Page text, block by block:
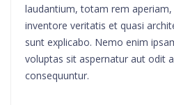
laudantium, totam rem aperiam,
inventore veritatis et quasi
sunt explicabo. Nemo enim
voluptas sit aspernatur aut odit
consequuntur.